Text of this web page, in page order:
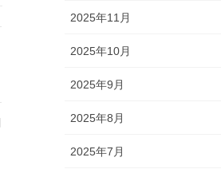
2025年11月
2025年10月
2025年9月
2025年8月
2025年7月